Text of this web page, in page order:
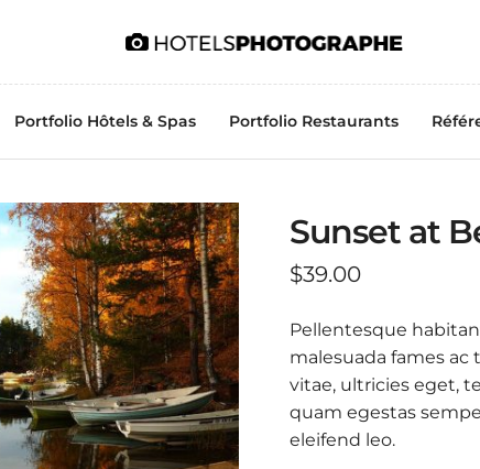
Portfolio Hôtels & Spas Portfolio Restaurants
Sunset at
$39.00
Pellentesque
malesuada fames
vitae, ultricies eget,
quam egestas
eleifend leo.